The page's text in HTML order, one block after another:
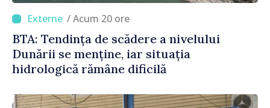
/ Acum 20 ore
BTA: Tendința de scădere a nivelului
Dunării se menține, iar situația
hidrologică rămâne dificilă